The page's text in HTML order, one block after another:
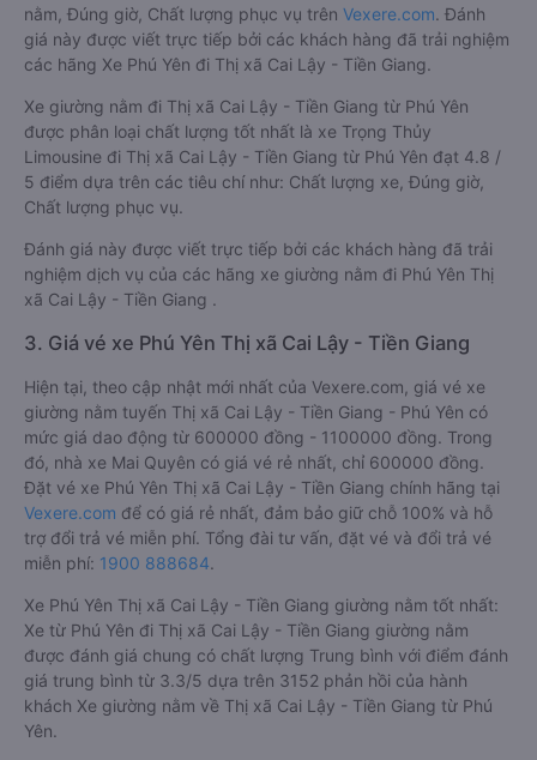
nằm, Đúng giờ, Chất lượng phục vụ trên Vexere.com. Đánh
giá này được viết trực tiếp bởi các khách hàng đã trải nghiệm
các hãng Xe Phú Yên đi Thị xã Cai Lậy - Tiền Giang.
Xe giường nằm đi Thị xã Cai Lậy - Tiền Giang từ Phú Yên
được phân loại chất lượng tốt nhất là xe Trọng Thủy
Limousine đi Thị xã Cai Lậy - Tiền Giang từ Phú Yên đạt 4.8 /
5 điểm dựa trên các tiêu chí như: Chất lượng xe, Đúng giờ,
Chất lượng phục vụ.
Đánh giá này được viết trực tiếp bởi các khách hàng đã trải
nghiệm dịch vụ của các hãng xe giường nằm đi Phú Yên Thị
xã Cai Lậy - Tiền Giang .
3. Giá vé xe Phú Yên Thị xã Cai Lậy - Tiền Giang
Hiện tại, theo cập nhật mới nhất của Vexere.com, giá vé xe
giường nằm tuyến Thị xã Cai Lậy - Tiền Giang - Phú Yên có
mức giá dao động từ 600000 đồng - 1100000 đồng. Trong
đó, nhà xe Mai Quyên có giá vé rẻ nhất, chỉ 600000 đồng.
Đặt vé xe Phú Yên Thị xã Cai Lậy - Tiền Giang chính hãng tại
Vexere.com để có giá rẻ nhất, đảm bảo giữ chỗ 100% và hỗ
trợ đổi trả vé miễn phí. Tổng đài tư vấn, đặt vé và đổi trả vé
miễn phí: 1900 888684.
Xe Phú Yên Thị xã Cai Lậy - Tiền Giang giường nằm tốt nhất:
Xe từ Phú Yên đi Thị xã Cai Lậy - Tiền Giang giường nằm
được đánh giá chung có chất lượng Trung bình với điểm đánh
giá trung bình từ 3.3/5 dựa trên 3152 phản hồi của hành
khách Xe giường nằm về Thị xã Cai Lậy - Tiền Giang từ Phú
Yên.